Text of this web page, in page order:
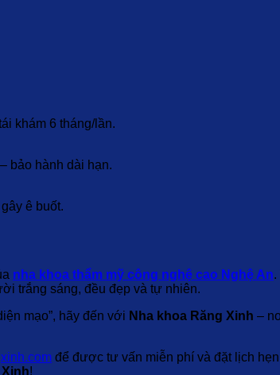
khám 6 tháng/lần.
bảo hành dài hạn.
ê buốt.
nha khoa thẩm mỹ công nghệ cao Nghệ An
trắng sáng, đều đẹp và tự nhiên.
mạo”, hãy đến với Nha khoa Răng Xinh –
để được tư vấn miễn phí và đặt lịch hẹn
!